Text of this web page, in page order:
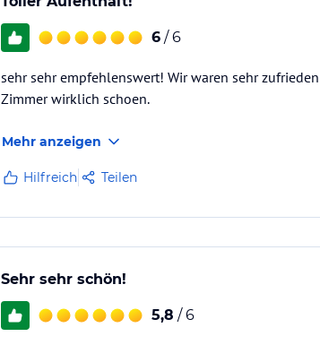
6 / 6
sehr sehr empfehlenswert! Wir waren sehr
Zimmer wirklich schoen.
Mehr anzeigen
Hilfreich Teilen
Sehr sehr schön!
5,8 / 6